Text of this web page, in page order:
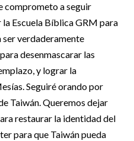
comprometo a seguir
Escuela Bíblica GRM para
ser verdaderamente
desenmascarar las
y lograr la
Seguiré orando por
Taiwán. Queremos dejar
restaurar la identidad del
para que Taiwán pueda